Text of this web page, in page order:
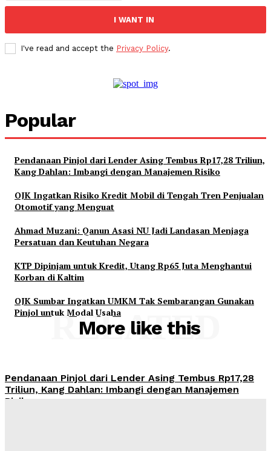
I WANT IN
I've read and accept the Privacy Policy.
Popular
Pendanaan Pinjol dari Lender Asing Tembus Rp17,28 Triliun,
Kang Dahlan: Imbangi dengan Manajemen Risiko
OJK Ingatkan Risiko Kredit Mobil di Tengah Tren Penjualan
Otomotif yang Menguat
Ahmad Muzani: Qanun Asasi NU Jadi Landasan Menjaga
Persatuan dan Keutuhan Negara
KTP Dipinjam untuk Kredit, Utang Rp65 Juta Menghantui
Korban di Kaltim
OJK Sumbar Ingatkan UMKM Tak Sembarangan Gunakan
Pinjol untuk Modal Usaha
More like this
RELATED
Pendanaan Pinjol dari Lender Asing Tembus Rp17,28
Triliun, Kang Dahlan: Imbangi dengan Manajemen
Risiko